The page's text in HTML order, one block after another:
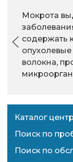
Мокрота
содержать
опухолевые
волокна,
Каталог
Поиск по
Поиск по